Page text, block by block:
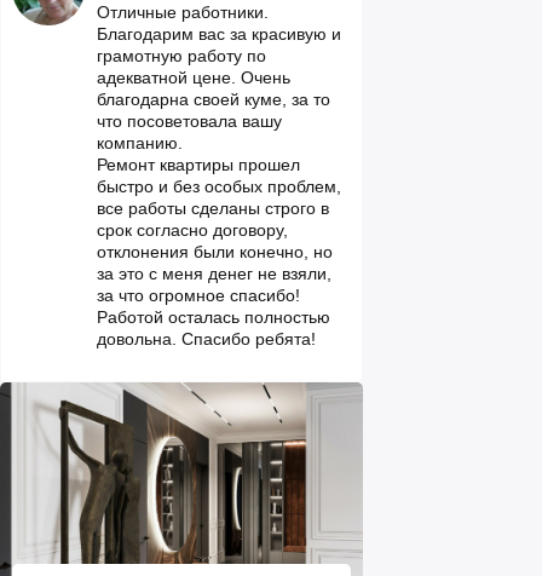
Отличные работники.
Благодарим вас за красивую и
грамотную работу по
адекватной цене. Очень
благодарна своей куме, за то
что посоветовала вашу
компанию.
Ремонт квартиры прошел
быстро и без особых проблем,
все работы сделаны строго в
срок согласно договору,
отклонения были конечно, но
за это с меня денег не взяли,
за что огромное спасибо!
Работой осталась полностью
довольна. Спасибо ребята!